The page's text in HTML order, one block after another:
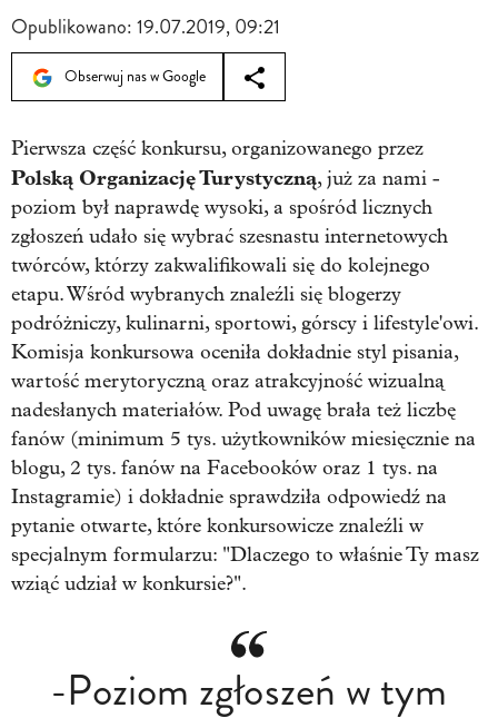
Opublikowano:19.07.2019, 09:21
Obserwuj nas w Google
Pierwsza część konkursu, organizowanego przez
Polską Organizację Turystyczną, już za nami -
poziom był naprawdę wysoki, a spośród licznych
zgłoszeń udało się wybrać szesnastu internetowych
twórców, którzy zakwalifikowali się do kolejnego
etapu. Wśród wybranych znaleźli się blogerzy
podróżniczy, kulinarni, sportowi, górscy i lifestyle'owi.
Komisja konkursowa oceniła dokładnie styl pisania,
wartość merytoryczną oraz atrakcyjność wizualną
nadesłanych materiałów. Pod uwagę brała też liczbę
fanów (minimum 5 tys. użytkowników miesięcznie na
blogu, 2 tys. fanów na Facebooków oraz 1 tys. na
Instagramie) i dokładnie sprawdziła odpowiedź na
pytanie otwarte, które konkursowicze znaleźli w
specjalnym formularzu: "Dlaczego to właśnie Ty masz
wziąć udział w konkursie?".
-Poziom zgłoszeń w tym